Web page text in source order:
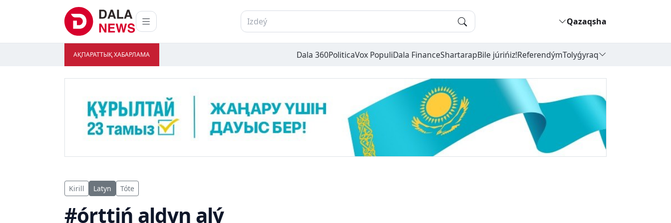
Qazaqsha
АҚПАРАТТЫҚ ХАБАРЛАМА Dala 360PoliticaVox PopuliDala FinanceShartarapBile júrińiz!ReferendýmTolyǵyraq
Kirill Latyn Tóte
#órttiń aldyn alý